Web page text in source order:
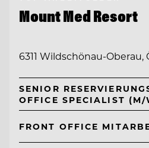
Mount Med Resort
6311 Wildschönau-Oberau,
SENIOR
OFFICE SPECIALIST (M/
FRONT OFFICE